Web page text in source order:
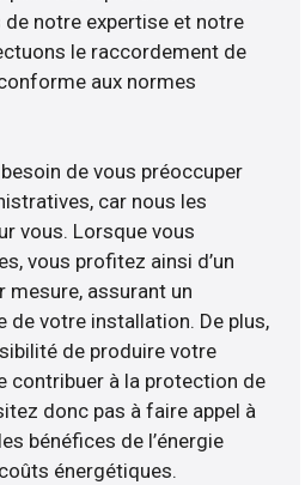
de notre expertise et notre
le raccordement de
aux normes
besoin de vous préoccuper
car nous les
vous. Lorsque vous
vous profitez ainsi d’un
assurant un
de votre installation. De plus,
de produire votre
contribuer à la protection de
donc pas à faire appel à
bénéfices de l’énergie
énergétiques.